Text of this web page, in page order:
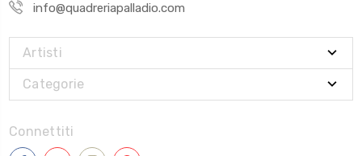
info@quadreriapalladio.com
Artisti
Categorie
Connettiti